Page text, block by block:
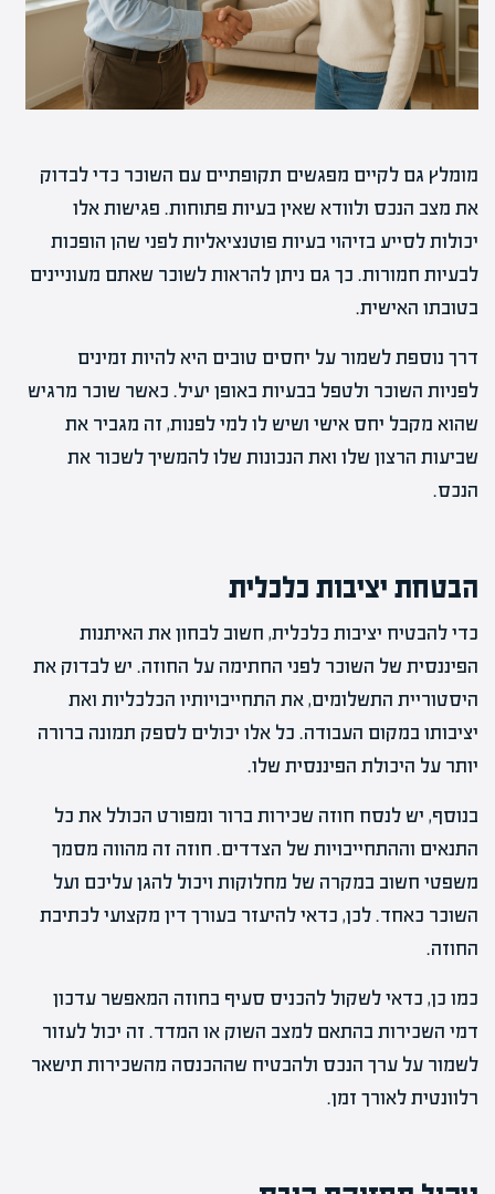
מומלץ גם לקיים מפגשים תקופתיים עם השוכר כדי לבדוק
את מצב הנכס ולוודא שאין בעיות פתוחות. פגישות אלו
יכולות לסייע בזיהוי בעיות פוטנציאליות לפני שהן הופכות
לבעיות חמורות. כך גם ניתן להראות לשוכר שאתם מעוניינים
בטובתו האישית.
דרך נוספת לשמור על יחסים טובים היא להיות זמינים
לפניות השוכר ולטפל בבעיות באופן יעיל. כאשר שוכר מרגיש
שהוא מקבל יחס אישי ושיש לו למי לפנות, זה מגביר את
שביעות הרצון שלו ואת הנכונות שלו להמשיך לשכור את
הנכס.
הבטחת יציבות כלכלית
כדי להבטיח יציבות כלכלית, חשוב לבחון את האיתנות
הפיננסית של השוכר לפני החתימה על החוזה. יש לבדוק את
היסטוריית התשלומים, את התחייבויותיו הכלכליות ואת
יציבותו במקום העבודה. כל אלו יכולים לספק תמונה ברורה
יותר על היכולת הפיננסית שלו.
בנוסף, יש לנסח חוזה שכירות ברור ומפורט הכולל את כל
התנאים וההתחייבויות של הצדדים. חוזה זה מהווה מסמך
משפטי חשוב במקרה של מחלוקות ויכול להגן עליכם ועל
השוכר כאחד. לכן, כדאי להיעזר בעורך דין מקצועי לכתיבת
החוזה.
כמו כן, כדאי לשקול להכניס סעיף בחוזה המאפשר עדכון
דמי השכירות בהתאם למצב השוק או המדד. זה יכול לעזור
לשמור על ערך הנכס ולהבטיח שההכנסה מהשכירות תישאר
רלוונטית לאורך זמן.